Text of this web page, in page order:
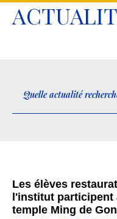
Les élèves
l'institut
temple Ming de